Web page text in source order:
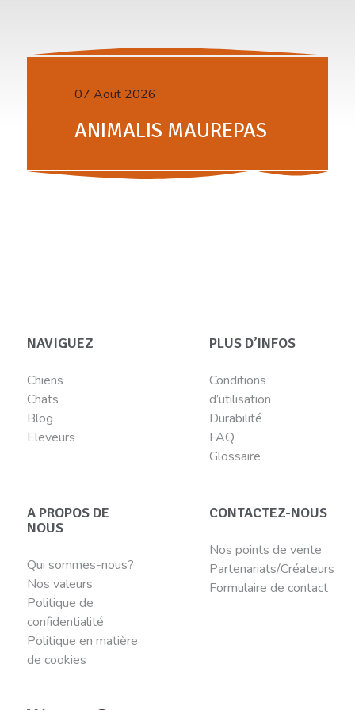
07 Aout 2026
ANIMALIS MAUREPAS
NAVIGUEZ
Chiens
Chats
Blog
Eleveurs
PLUS D’INFOS
Conditions
d’utilisation
Durabilité
FAQ
Glossaire
A PROPOS DE
NOUS
Qui sommes-nous?
Nos valeurs
Politique de
confidentialité
Politique en matière
de cookies
CONTACTEZ-NOUS
Nos points de vente
Partenariats/Créateurs
Formulaire de contact